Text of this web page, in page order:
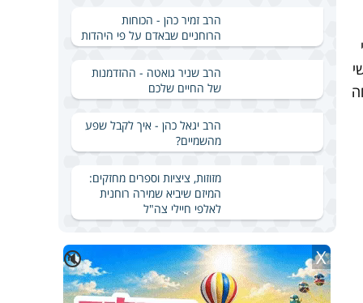
הרב זמיר כהן - הכוחות
הרוחניים שבאדם על פי היהדות
הרב שניר גואטה - ההזדמנות
של החיים שלכם
הרב יגאל כהן - איך לקבל שפע
מהשמיים?
מזוזות, ציציות וספרים מחזקים:
המיזם שיביא שמירה רוחנית
לאלפי חיילי צה"ל
🔇 X